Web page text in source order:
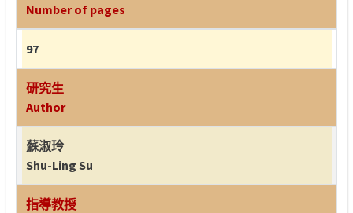
Number of pages
97
研究生
Author
蘇淑玲
Shu-Ling Su
指導教授